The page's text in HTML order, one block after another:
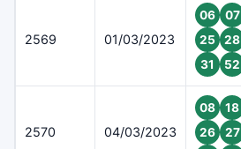
2569 01/03/2023
06
07
25
28
31
52
2570 04/03/2023
08
18
26
27